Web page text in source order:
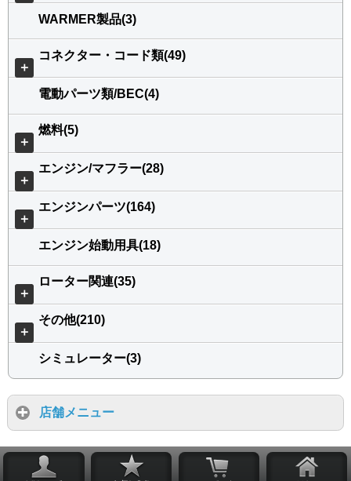
WARMER製品(3)
＋
コネクター・コード類(49)
電動パーツ類/BEC(4)
＋
燃料(5)
＋
エンジン/マフラー(28)
＋
エンジンパーツ(164)
エンジン始動用具(18)
＋
ローター関連(35)
＋
その他(210)
シミュレーター(3)
店舗メニュー